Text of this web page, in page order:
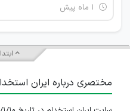
مختصری درباره ایران